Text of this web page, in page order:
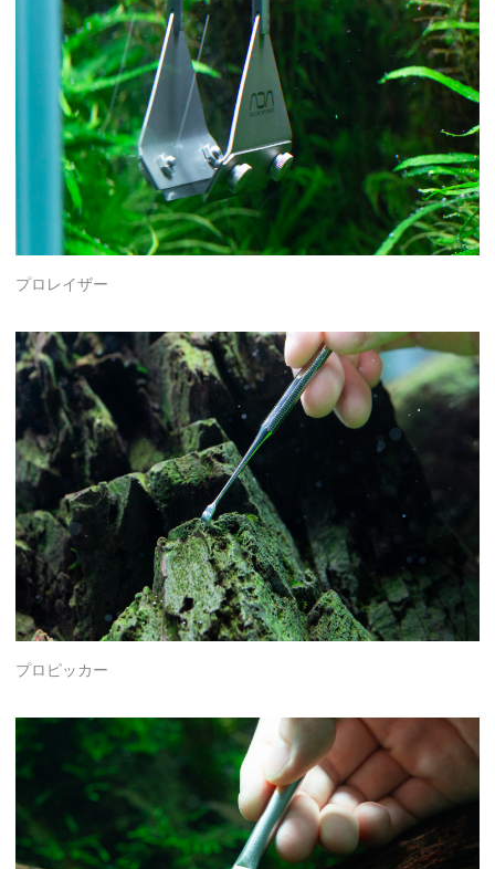
プロレイザー
プロピッカー